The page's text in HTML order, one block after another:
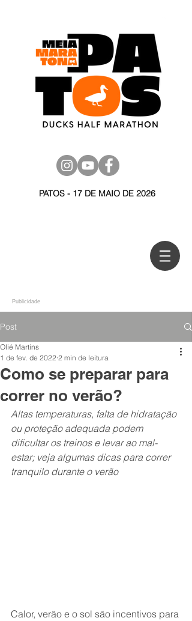
PATOS - 17 DE MAIO DE 2026
Publicidade
Post
Como se preparar para
correr no verão?
Olié Martins
1 de fev. de 2022 2 min de leitura
Altas temperaturas, falta de hidratação
ou proteção adequada podem
dificultar os treinos e levar ao mal-
estar; veja algumas dicas para correr
tranquilo durante o verão
Calor, verão e o sol são incentivos para